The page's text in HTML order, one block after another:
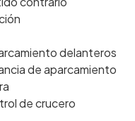
delanteros
de aparcamiento
de crucero